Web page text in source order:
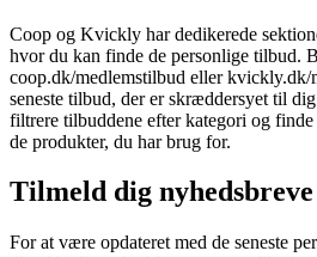
Coop og Kvickly har dedikerede
hvor du kan finde de personlige tilbud.
coop.dk/medlemstilbud eller kvickly.dk/
seneste tilbud, der er skræddersyet til
filtrere tilbuddene efter kategori og
de produkter, du har brug for.
Tilmeld dig
For at være opdateret med de seneste